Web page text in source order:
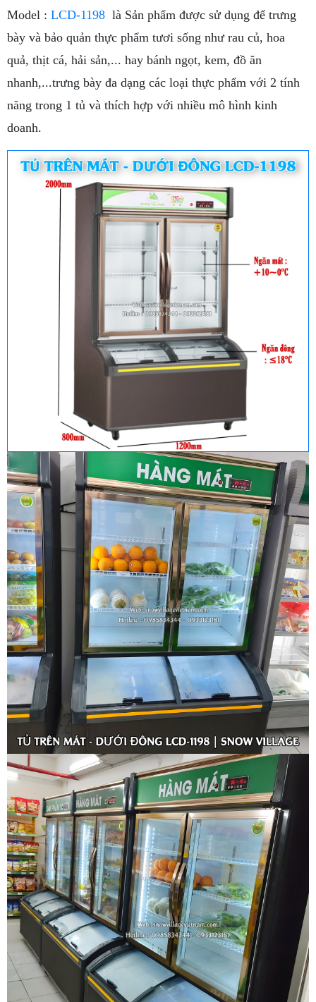
Model : LCD-1198 là Sản phẩm được sử dụng để trưng
bày và bảo quản thực phẩm tươi sống như rau củ, hoa
quả, thịt cá, hải sản,... hay bánh ngọt, kem, đồ ăn
nhanh,...trưng bày đa dạng các loại thực phẩm với 2 tính
năng trong 1 tủ và thích hợp với nhiều mô hình kinh
doanh.